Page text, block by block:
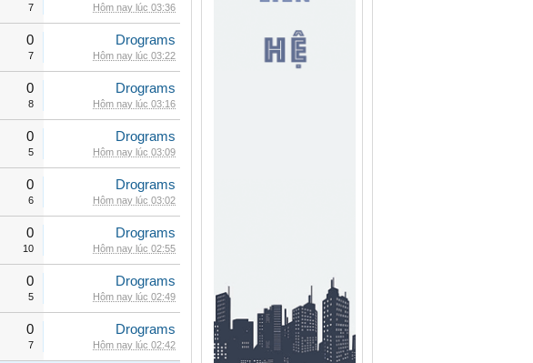
7 Hôm nay lúc 03:36
0
7
Drograms
Hôm nay lúc 03:22
0
8
Drograms
Hôm nay lúc 03:16
0
5
Drograms
Hôm nay lúc 03:09
0
6
Drograms
Hôm nay lúc 03:02
0
10
Drograms
Hôm nay lúc 02:55
0
5
Drograms
Hôm nay lúc 02:49
0
7
Drograms
Hôm nay lúc 02:42